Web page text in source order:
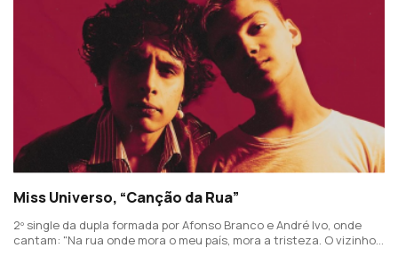
Miss Universo, “Canção da Rua”
2º single da dupla formada por Afonso Branco e André Ivo, onde
cantam: "Na rua onde mora o meu país, mora a tristeza. O vizinho